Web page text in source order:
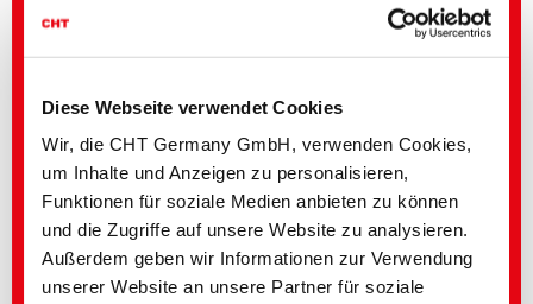
Diese Webseite verwendet Cookies
Wir, die CHT Germany GmbH, verwenden Cookies,
um Inhalte und Anzeigen zu personalisieren,
Funktionen für soziale Medien anbieten zu können
und die Zugriffe auf unsere Website zu analysieren.
Außerdem geben wir Informationen zur Verwendung
unserer Website an unsere Partner für soziale
bluesign®APPROVED chemical product
fulfil the requirements of the OEKO-TEX
100 product class I - IV
wenden Sie sich direkt an IhreLandesvertretung